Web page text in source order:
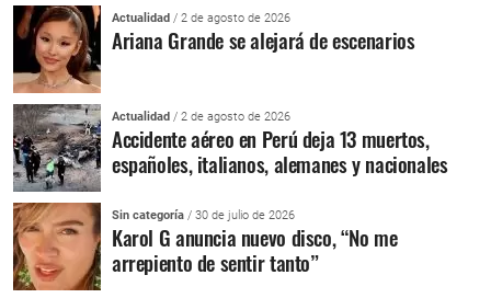
Actualidad / 2 de agosto de 2026
Ariana Grande se alejará de escenarios
Actualidad / 2 de agosto de 2026
Accidente aéreo en Perú deja 13 muertos,
españoles, italianos, alemanes y nacionales
Sin categoría / 30 de julio de 2026
Karol G anuncia nuevo disco, “No me
arrepiento de sentir tanto”